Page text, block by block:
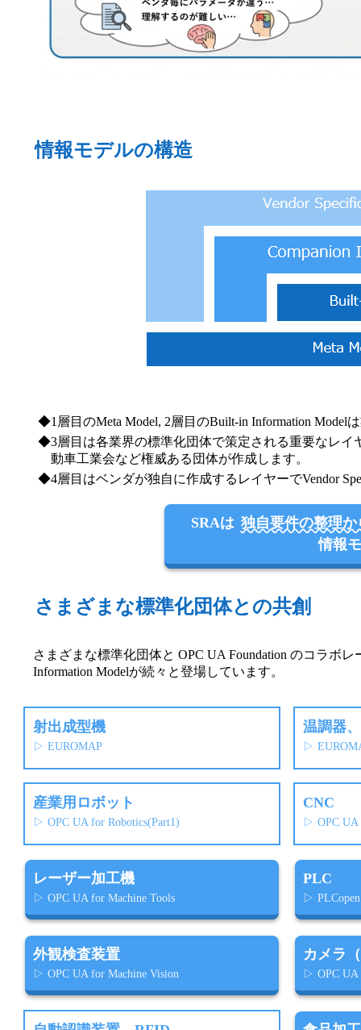
情報モデルの構造
1層目のMeta Model, 2層目のBuilt-in Information
3層目は各業界の標準化団体で策定される重要なレイ
動車工業会など権威ある団体が作成します。
4層目はベンダが独自に作成するレイヤーでVendor
SRAは 独自要件の整理
情報
さまざまな標準化団体との共創
さまざまな標準化団体と OPC UA Foundation のコラボ
Information Modelが続々と登場しています。
射出成型機
▷ EUROMAP
温調器
▷
産業用ロボット
▷ OPC UA for Robotics(Part1)
CNC
▷ OPC UA
レーザー加工機
▷ OPC UA for Machine Tools
PLC
▷ PLCopen
外観検査装置
▷ OPC UA for Machine Vision
カメラ
▷ OPC UA